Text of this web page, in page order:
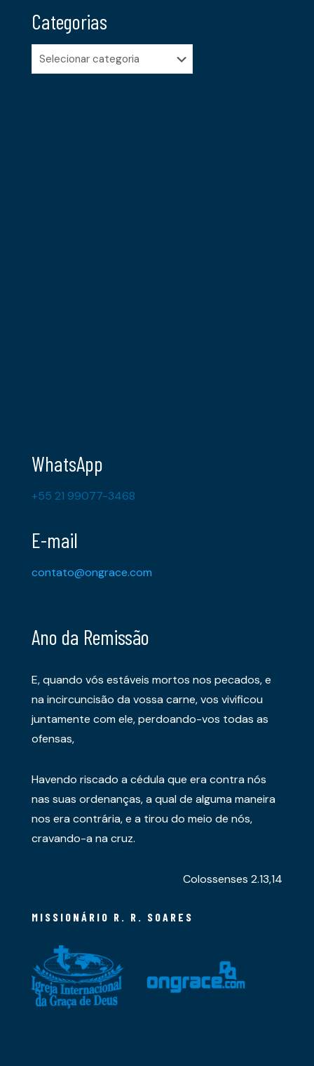
Categorias
Categorias
WhatsApp
+55 21 99077-3468
E-mail
contato@ongrace.com
Ano da Remissão
E, quando vós estáveis mortos nos pecados, e
na incircuncisão da vossa carne, vos vivificou
juntamente com ele, perdoando-vos todas as
ofensas,
Havendo riscado a cédula que era contra nós
nas suas ordenanças, a qual de alguma maneira
nos era contrária, e a tirou do meio de nós,
cravando-a na cruz.
Colossenses 2.13,14
MISSIONÁRIO R. R. SOARES